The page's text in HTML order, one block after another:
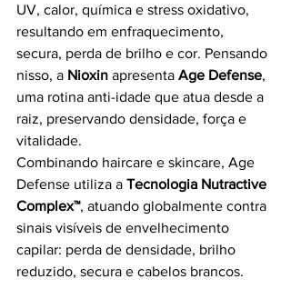
UV, calor, química e stress oxidativo,
resultando em enfraquecimento,
secura, perda de brilho e cor. Pensando
nisso, a Nioxin apresenta Age Defense,
uma rotina anti-idade que atua desde a
raiz, preservando densidade, força e
vitalidade.
Combinando haircare e skincare, Age
Defense utiliza a Tecnologia Nutractive
Complex™, atuando globalmente contra
sinais visíveis de envelhecimento
capilar: perda de densidade, brilho
reduzido, secura e cabelos brancos.